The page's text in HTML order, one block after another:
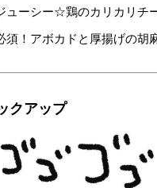
ューシー☆鶏のカリカリチ
須！アボカドと厚揚げの胡
クアップ